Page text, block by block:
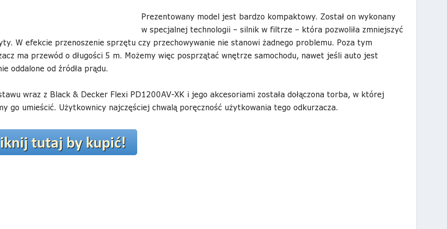
Prezentowany model jest bardzo kompaktowy. Został on wykonany
w specjalnej technologii – silnik w filtrze – która pozwoliła zmniejszyć
W efekcie przenoszenie sprzętu czy przechowywanie nie stanowi żadnego problemu. Poza tym
ma przewód o długości 5 m. Możemy więc posprzątać wnętrze samochodu, nawet jeśli auto jest
oddalone od źródła prądu.
wraz z Black & Decker Flexi PD1200AV-XK i jego akcesoriami została dołączona torba, w której
go umieścić. Użytkownicy najczęściej chwalą poręczność użytkowania tego odkurzacza.